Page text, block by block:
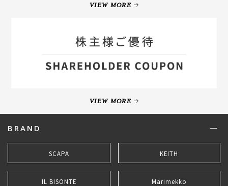
VIEW MORE
VIEW MORE
BRAND
SCAPA KEITH
IL BISONTE Marimekko